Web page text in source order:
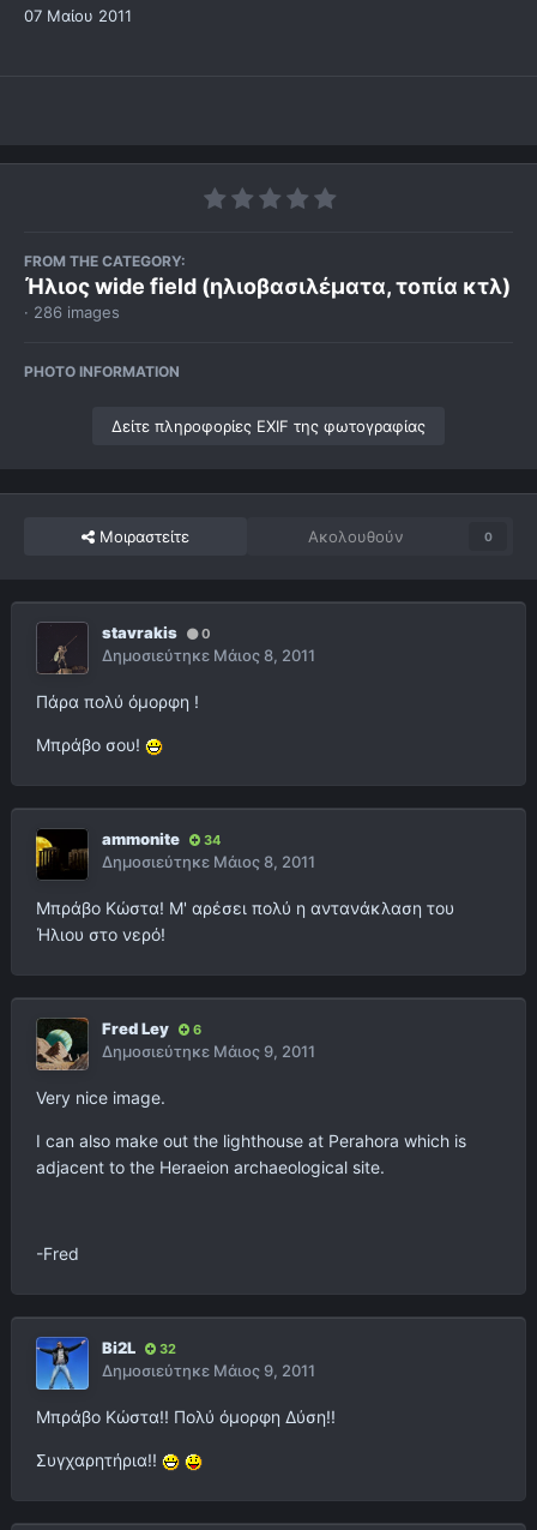
07 Μαίου 2011
FROM THE CATEGORY:
Ήλιος wide field (ηλιοβασιλέματα, τοπία κτλ)
· 286 images
PHOTO INFORMATION
Δείτε πληροφορίες EXIF της φωτογραφίας
Μοιραστείτε Ακολουθούν 0
stavrakis 0
Δημοσιεύτηκε Μάιος 8, 2011
Πάρα πολύ όμορφη !
Μπράβο σου!
ammonite 34
Δημοσιεύτηκε Μάιος 8, 2011
Μπράβο Κώστα! Μ' αρέσει πολύ η αντανάκλαση του
Ήλιου στο νερό!
Fred Ley 6
Δημοσιεύτηκε Μάιος 9, 2011
Very nice image.
I can also make out the lighthouse at Perahora which is
adjacent to the Heraeion archaeological site.
-Fred
Bi2L 32
Δημοσιεύτηκε Μάιος 9, 2011
Μπράβο Κώστα!! Πολύ όμορφη Δύση!!
Συγχαρητήρια!!